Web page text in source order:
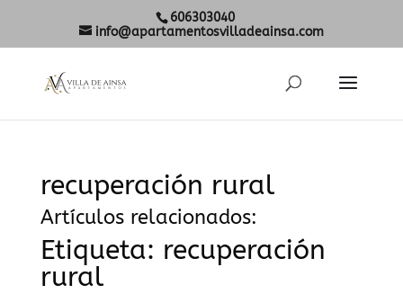
606303040
info@apartamentosvilladeainsa.com
recuperación rural
Artículos relacionados:
Etiqueta: recuperación
rural